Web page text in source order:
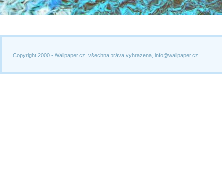
Copyright 2000 - Wallpaper.cz, všechna práva vyhrazena, info@wallpaper.cz